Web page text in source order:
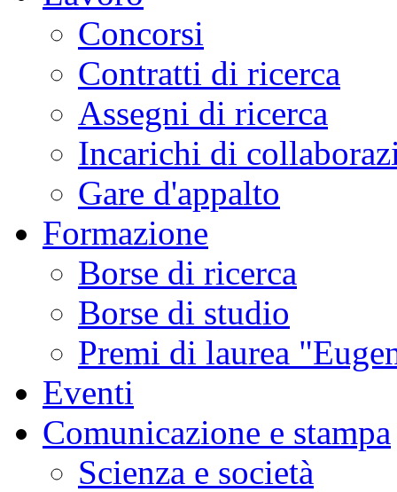
Concorsi
Contratti di ricerca
Assegni di ricerca
Incarichi di
Gare d'appalto
Formazione
Borse di ricerca
Borse di studio
Premi di laurea
Eventi
Comunicazione e stampa
Scienza e società